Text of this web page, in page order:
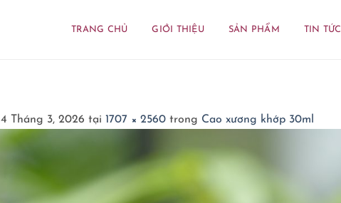
TRANG CHỦ GIỚI THIỆU SẢN PHẨM TIN TỨC
4 Tháng 3, 2026 tại 1707 × 2560 trong Cao xương khớp 30ml